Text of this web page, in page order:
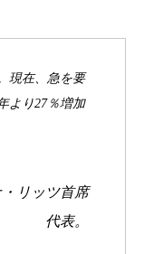
現在、急を要
より27％増加
リッツ首席
代表。